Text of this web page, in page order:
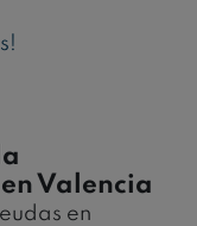
Valencia
en